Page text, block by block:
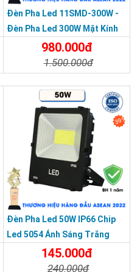
Đèn Pha Led 11SMD-300W -
Đèn Pha Led 300W Mặt Kính
Cường Lực, Chống Thấm IP66
980.000đ
1.500.000đ
39%
Đèn Pha Led 50W IP66 Chip
Led 5054 Ánh Sáng Trắng
145.000đ
240.000đ